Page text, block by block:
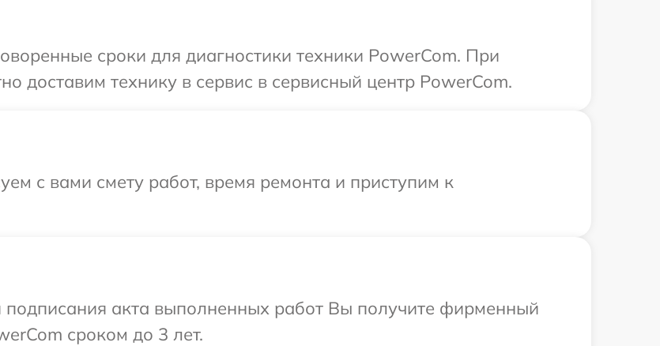
сроки для диагностики техники PowerCom. При
доставим технику в сервис в сервисный центр PowerCom.
с вами смету работ, время ремонта и приступим к
подписания акта выполненных работ Вы получите фирменный
сроком до 3 лет.